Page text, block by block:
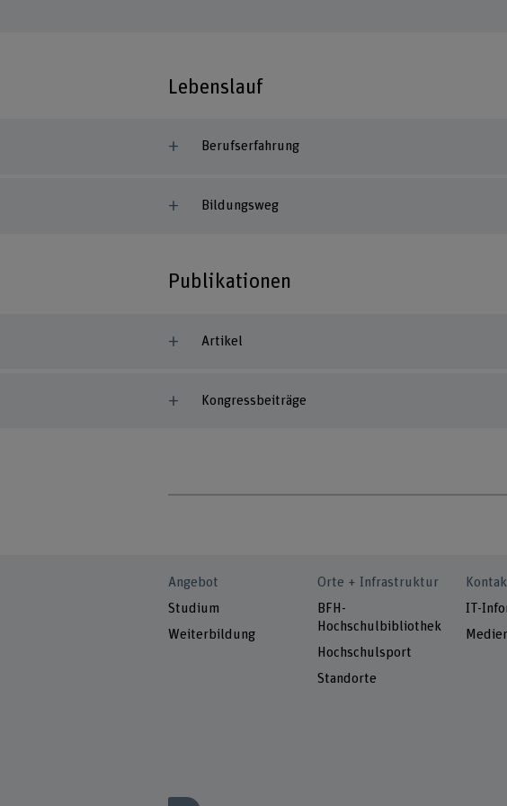
Lebenslauf
Berufserfahrung
Bildungsweg
Publikationen
Artikel
Kongressbeiträge
Angebot
Studium
Weiterbildung
Orte + Infrastruktur
BFH-
Hochschulbibliothek
Hochschulsport
Standorte
IT-